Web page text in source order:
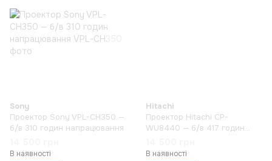
Sony
Проектор Sony VPL-CH350 —
б/в 310 годин напрацювання
В наявності
Hitachi
Проектор Hitachi CP-
WU8440 — б/в 417 годин
В наявності